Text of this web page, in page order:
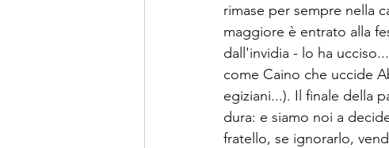
rimase per sempre nella
maggiore è entrato alla
dall'invidia - lo ha
come Caino che uccide
egiziani...). Il finale della
dura: e siamo noi a
fratello, se ignorarlo,